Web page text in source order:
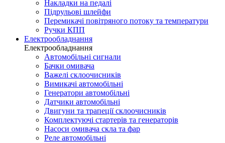
Накладки на педалі
Підрульові шлейфи
Перемикачі повітряного потоку та температури
Ручки КПП
Електрообладнання
Електрообладнання
Автомобільні сигнали
Бачки омивача
Важелі склоочисників
Вимикачі автомобільні
Генератори автомобільні
Датчики автомобільні
Двигуни та трапеції склоочисників
Комплектуючі стартерів та генераторів
Насоси омивача скла та фар
Реле автомобільні